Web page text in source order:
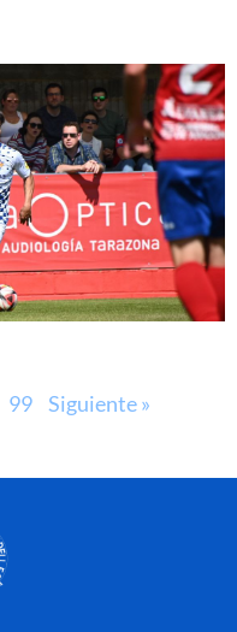
99 Siguiente »